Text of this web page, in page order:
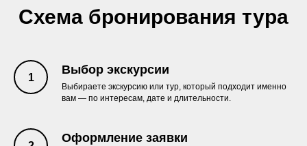
Схема бронирования тура
Выбор экскурсии
Выбираете экскурсию или тур, который подходит именно
вам — по интересам, дате и длительности.
Оформление заявки